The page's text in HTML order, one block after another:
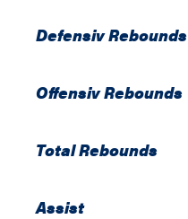
Defensiv Rebounds
Offensiv Rebounds
Total Rebounds
Assist